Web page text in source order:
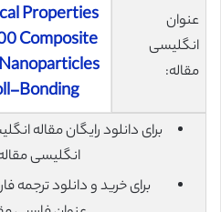
عنوان
انگلیسی
مقاله:
Properties
Composite
Bonding
انگلیسی
برای خرید و دانلود ترجمه